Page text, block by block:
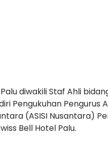
diwakili Staf Ahli
Pengukuhan Pengurus
(ASISI Nusantara)
Bell Hotel Palu.